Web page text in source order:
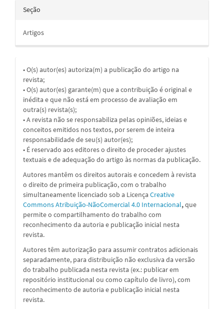
Seção
Artigos
• O(s) autor(es) autoriza(m) a publicação do artigo na
revista;
• O(s) autor(es) garante(m) que a contribuição é original e
inédita e que não está em processo de avaliação em
outra(s) revista(s);
• A revista não se responsabiliza pelas opiniões, ideias e
conceitos emitidos nos textos, por serem de inteira
responsabilidade de seu(s) autor(es);
• É reservado aos editores o direito de proceder ajustes
textuais e de adequação do artigo às normas da publicação.
Autores mantêm os direitos autorais e concedem à revista
o direito de primeira publicação, com o trabalho
simultaneamente licenciado sob a Licença Creative
Commons Atribuição-NãoComercial 4.0 Internacional,que
permite o compartilhamento do trabalho com
reconhecimento da autoria e publicação inicial nesta
revista.
Autores têm autorização para assumir contratos adicionais
separadamente, para distribuição não exclusiva da versão
do trabalho publicada nesta revista (ex.: publicar em
repositório institucional ou como capítulo de livro), com
reconhecimento de autoria e publicação inicial nesta
revista.